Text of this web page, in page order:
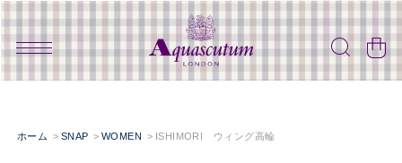
ホーム SNAP WOMEN ISHIMORI ウィング高輪